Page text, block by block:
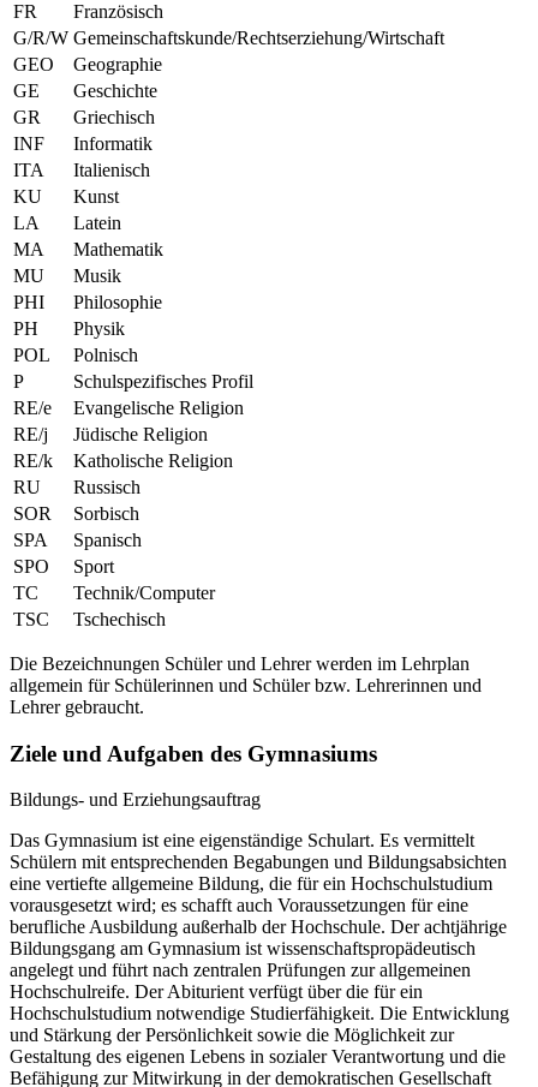
FR
Französisch
G/R/W Gemeinschaftskunde/Rechtserziehung/Wirtschaft
GEO
Geographie
GE
Geschichte
GR
Griechisch
INF
Informatik
ITA
Italienisch
KU
Kunst
LA
Latein
MA
Mathematik
MU
Musik
PHI
Philosophie
PH
Physik
POL
Polnisch
P
Schulspezifisches Profil
RE/e
Evangelische Religion
RE/j
Jüdische Religion
RE/k
Katholische Religion
RU
Russisch
SOR
Sorbisch
SPA
Spanisch
SPO
Sport
TC
Technik/Computer
TSC
Tschechisch
Die Bezeichnungen Schüler und Lehrer werden im Lehrplan
allgemein für Schülerinnen und Schüler bzw. Lehrerinnen und
Lehrer gebraucht.
Ziele und Aufgaben des Gymnasiums
Bildungs- und Erziehungsauftrag
Das Gymnasium ist eine eigenständige Schulart. Es vermittelt
Schülern mit entsprechenden Begabungen und Bildungsabsichten
eine vertiefte allgemeine Bildung, die für ein Hochschulstudium
vorausgesetzt wird; es schafft auch Voraussetzungen für eine
berufliche Ausbildung außerhalb der Hochschule. Der achtjährige
Bildungsgang am Gymnasium ist wissenschaftspropädeutisch
angelegt und führt nach zentralen Prüfungen zur allgemeinen
Hochschulreife. Der Abiturient verfügt über die für ein
Hochschulstudium notwendige Studierfähigkeit. Die Entwicklung
und Stärkung der Persönlichkeit sowie die Möglichkeit zur
Gestaltung des eigenen Lebens in sozialer Verantwortung und die
Befähigung zur Mitwirkung in der demokratischen Gesellschaft